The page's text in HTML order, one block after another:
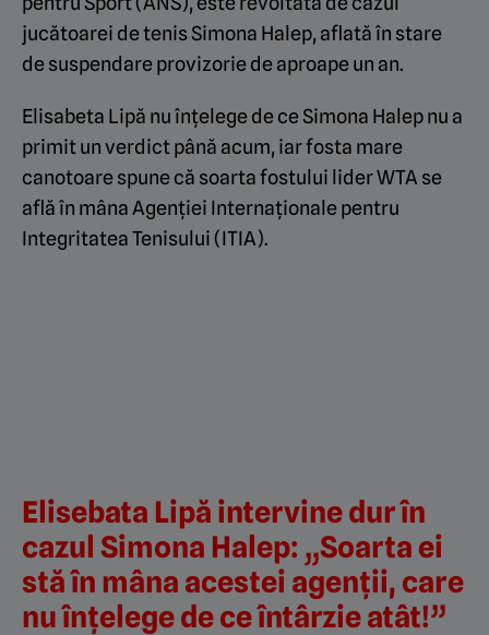
jucătoarei de tenis Simona Halep, aflată în stare
de suspendare provizorie de aproape un an.
Elisabeta Lipă nu înțelege de ce Simona Halep nu a
primit un verdict până acum, iar fosta mare
canotoare spune că soarta fostului lider WTA se
află în mâna Agenției Internaționale pentru
Integritatea Tenisului (ITIA).
Elisebata Lipă intervine dur în
cazul Simona Halep: „Soarta ei
stă în mâna acestei agenții, care
nu înțelege de ce întârzie atât!”